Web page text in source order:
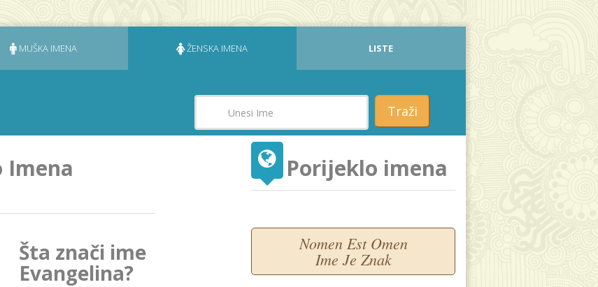
MUŠKA IMENA ŽENSKA IMENA LISTE
Traži
Imena
Šta znači ime
Evangelina?
Porijeklo imena
Nomen Est Omen
Ime Je Znak